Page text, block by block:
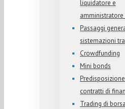
liquidatore e
amministratore
Passaggi
sistemazioni
Crowdfunding
Mini bonds
contratti di
Trading di borsa